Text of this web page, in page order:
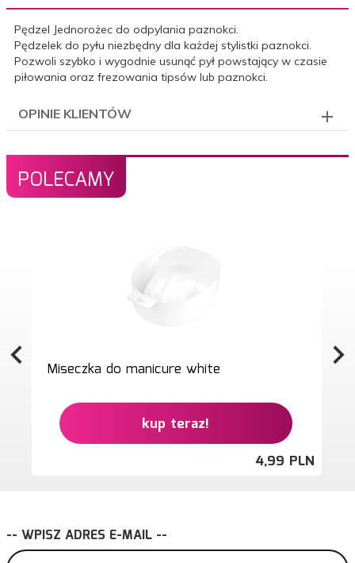
Pędzel Jednorożec do odpylania paznokci.
Pędzelek do pyłu niezbędny dla każdej stylistki paznokci.
Pozwoli szybko i wygodnie usunąć pył powstający w czasie
piłowania oraz frezowania tipsów lub paznokci.
OPINIE KLIENTÓW
POLECAMY
Miseczka do manicure white
kup teraz!
4,99 PLN
-- WPISZ ADRES E-MAIL --